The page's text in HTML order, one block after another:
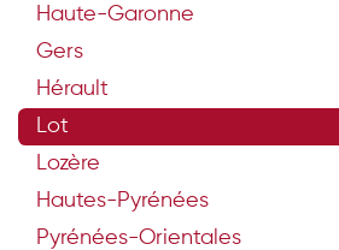
Haute-Garonne
Gers
Hérault
Lot
Lozère
Hautes-Pyrénées
Pyrénées-Orientales